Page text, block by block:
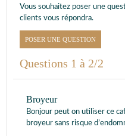
Vous souhaitez poser une
clients vous répondra.
POSER UNE QUESTION
Questions 1 à 2/2
Broyeur
Bonjour peut on utiliser ce
broyeur sans risque